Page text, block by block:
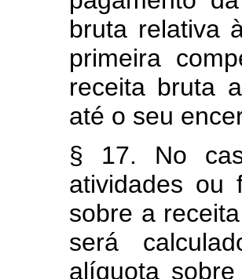
bruta relativa
primeira
receita bruta
até o seu
§ 17. No
atividades ou
sobre a
será
alíquota